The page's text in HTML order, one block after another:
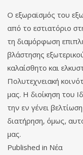
Ο εξωραϊσμός του
από το εστιατόριο
τη διαμόρφωση
βλάστησης
καλαίσθητο και
Πολυτεχνειακή
μας. Η διοίκηση του
την εν γένει
διατήρηση, όμως,
μας.
Published in Νέα